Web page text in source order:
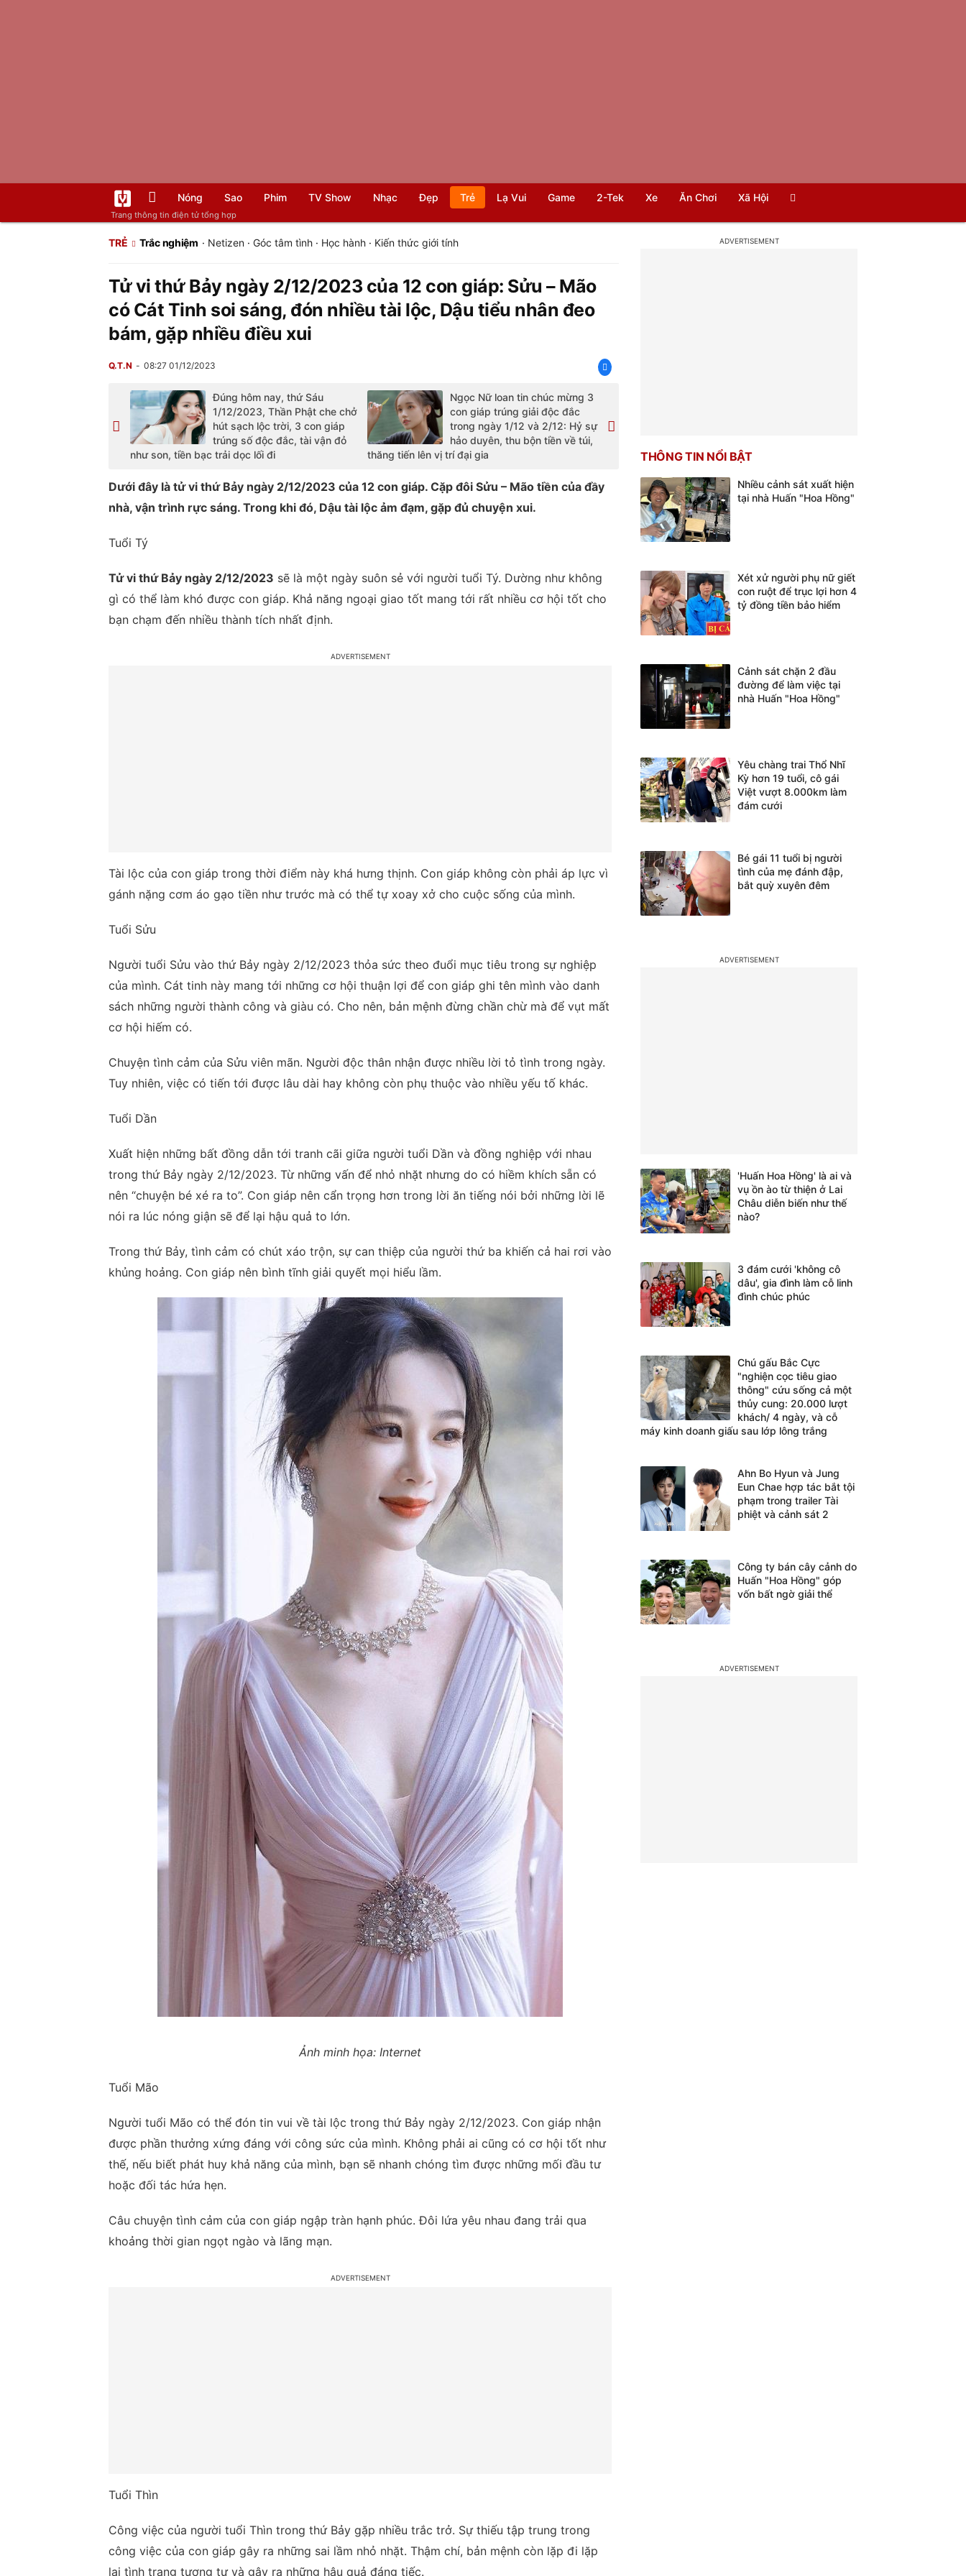
Trang thông tin điện tử tổng hợp
Nóng Sao Phim TV Show Nhạc Đẹp Trẻ Lạ Vui Game 2-Tek Xe Ăn Chơi Xã Hội
TRẺ Trắc nghiệm · Netizen· Góc tâm tình· Học hành· Kiến thức giới tính
Tử vi thứ Bảy ngày 2/12/2023 của 12 con giáp: Sửu – Mão
có Cát Tinh soi sáng, đón nhiều tài lộc, Dậu tiểu nhân đeo
bám, gặp nhiều điều xui
Q.T.N 08:27 01/12/2023
Đúng hôm nay, thứ Sáu
1/12/2023, Thần Phật che chở
hút sạch lộc trời, 3 con giáp
trúng số độc đắc, tài vận đỏ
như son, tiền bạc trải dọc lối đi
Ngọc Nữ loan tin chúc mừng 3
con giáp trúng giải độc đắc
trong ngày 1/12 và 2/12: Hỷ sự
hảo duyên, thu bộn tiền về túi,
thăng tiến lên vị trí đại gia
Dưới đây là tử vi thứ Bảy ngày 2/12/2023 của 12 con giáp. Cặp đôi Sửu – Mão tiền của đầy
nhà, vận trình rực sáng. Trong khi đó, Dậu tài lộc ảm đạm, gặp đủ chuyện xui.
Tuổi Tý
Tử vi thứ Bảy ngày 2/12/2023 sẽ là một ngày suôn sẻ với người tuổi Tý. Dường như không
gì có thể làm khó được con giáp. Khả năng ngoại giao tốt mang tới rất nhiều cơ hội tốt cho
bạn chạm đến nhiều thành tích nhất định.
Tài lộc của con giáp trong thời điểm này khá hưng thịnh. Con giáp không còn phải áp lực vì
gánh nặng cơm áo gạo tiền như trước mà có thể tự xoay xở cho cuộc sống của mình.
Tuổi Sửu
Người tuổi Sửu vào thứ Bảy ngày 2/12/2023 thỏa sức theo đuổi mục tiêu trong sự nghiệp
của mình. Cát tinh này mang tới những cơ hội thuận lợi để con giáp ghi tên mình vào danh
sách những người thành công và giàu có. Cho nên, bản mệnh đừng chần chừ mà để vụt mất
cơ hội hiếm có.
Chuyện tình cảm của Sửu viên mãn. Người độc thân nhận được nhiều lời tỏ tình trong ngày.
Tuy nhiên, việc có tiến tới được lâu dài hay không còn phụ thuộc vào nhiều yếu tố khác.
Tuổi Dần
Xuất hiện những bất đồng dẫn tới tranh cãi giữa người tuổi Dần và đồng nghiệp với nhau
trong thứ Bảy ngày 2/12/2023. Từ những vấn để nhỏ nhặt nhưng do có hiềm khích sẵn có
nên “chuyện bé xé ra to”. Con giáp nên cẩn trọng hơn trong lời ăn tiếng nói bởi những lời lẽ
nói ra lúc nóng giận sẽ để lại hậu quả to lớn.
Trong thứ Bảy, tình cảm có chút xáo trộn, sự can thiệp của người thứ ba khiến cả hai rơi vào
khủng hoảng. Con giáp nên bình tĩnh giải quyết mọi hiểu lầm.
Ảnh minh họa: Internet
Tuổi Mão
Người tuổi Mão có thể đón tin vui về tài lộc trong thứ Bảy ngày 2/12/2023. Con giáp nhận
được phần thưởng xứng đáng với công sức của mình. Không phải ai cũng có cơ hội tốt như
thế, nếu biết phát huy khả năng của mình, bạn sẽ nhanh chóng tìm được những mối đầu tư
hoặc đối tác hứa hẹn.
Câu chuyện tình cảm của con giáp ngập tràn hạnh phúc. Đôi lứa yêu nhau đang trải qua
khoảng thời gian ngọt ngào và lãng mạn.
Tuổi Thìn
Công việc của người tuổi Thìn trong thứ Bảy gặp nhiều trắc trở. Sự thiếu tập trung trong
công việc của con giáp gây ra những sai lầm nhỏ nhặt. Thậm chí, bản mệnh còn lặp đi lặp
lại tình trạng tương tự và gây ra những hậu quả đáng tiếc.
THÔNG TIN NỔI BẬT
Nhiều cảnh sát xuất hiện
tại nhà Huấn "Hoa Hồng"
Xét xử người phụ nữ giết
con ruột để trục lợi hơn 4
tỷ đồng tiền bảo hiểm
Cảnh sát chặn 2 đầu
đường để làm việc tại
nhà Huấn "Hoa Hồng"
Yêu chàng trai Thổ Nhĩ
Kỳ hơn 19 tuổi, cô gái
Việt vượt 8.000km làm
đám cưới
Bé gái 11 tuổi bị người
tình của mẹ đánh đập,
bắt quỳ xuyên đêm
'Huấn Hoa Hồng' là ai và
vụ ồn ào từ thiện ở Lai
Châu diễn biến như thế
nào?
3 đám cưới 'không cô
dâu', gia đình làm cỗ linh
đình chúc phúc
Chú gấu Bắc Cực
"nghiện cọc tiêu giao
thông" cứu sống cả một
thủy cung: 20.000 lượt
khách/ 4 ngày, và cỗ
máy kinh doanh giấu sau lớp lông trắng
Ahn Bo Hyun và Jung
Eun Chae hợp tác bắt tội
phạm trong trailer Tài
phiệt và cảnh sát 2
Công ty bán cây cảnh do
Huấn "Hoa Hồng" góp
vốn bất ngờ giải thể